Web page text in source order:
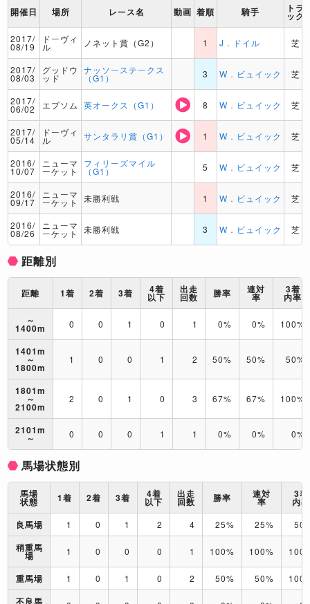
開催日 場所 レース名 動画 着順 騎手 トラ
ック
2017/
08/19
ドーヴィ
ル ノネット賞（G2） 1 J．ドイル 芝
2017/
08/03
グッドウ
ッド
ナッソーステークス
（G1） 3 W．ビュイック 芝
2017/
06/02 エプソム 英オークス（G1） 8 W．ビュイック 芝
2017/
05/14
ドーヴィ
ル サンタラリ賞（G1） 1 W．ビュイック 芝
2016/
10/07
ニューマ
ーケット
フィリーズマイル
（G1） 5 W．ビュイック 芝
2016/
09/17
ニューマ
ーケット 未勝利戦 1 W．ビュイック 芝
2016/
08/26
ニューマ
ーケット 未勝利戦 3 W．ビュイック 芝
距離別
距離 1着 2着 3着 4着
以下
出走
回数 勝率 連対
率
3着
内率
～
1400m 0 0 1 0 1 0% 0% 100%
1401m
～
1800m
1 0 0 1 2 50% 50% 50%
1801m
～
2100m
2 0 1 0 3 67% 67% 100%
2101m
～ 0 0 0 1 1 0% 0% 0%
馬場状態別
馬場
状態 1着 2着 3着 4着
以下
出走
回数 勝率 連対
率
3着
内率
良馬場
1 0 1 2 4 25% 25%
稍重馬
場 1 0 0 0 1 100% 100%
重馬場 1 0 1 0 2 50% 50%
不良馬